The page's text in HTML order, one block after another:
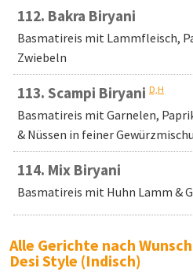
112. Bakra Biryani
Basmatireis mit Lammfleisch,
Zwiebeln
113. Scampi Biryani D,H
Basmatireis mit Garnelen,
& Nüssen in feiner
114. Mix Biryani
Basmatireis mit Huhn Lamm &
Alle Gerichte nach
Desi Style (Indisch)